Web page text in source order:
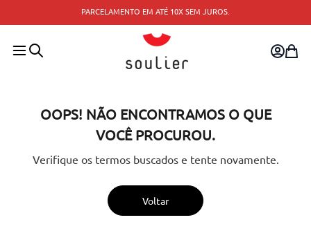
TROCA FÁCIL — TROQUE PELO SITE OU CONSULTE A LOJA
MAIS PRÓXIMA.
OOPS! NÃO ENCONTRAMOS O QUE
VOCÊ PROCUROU.
Verifique os termos buscados e tente novamente.
Voltar